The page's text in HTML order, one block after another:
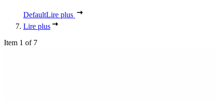
DefaultLire plus
Lire plus
Item 1 of 7